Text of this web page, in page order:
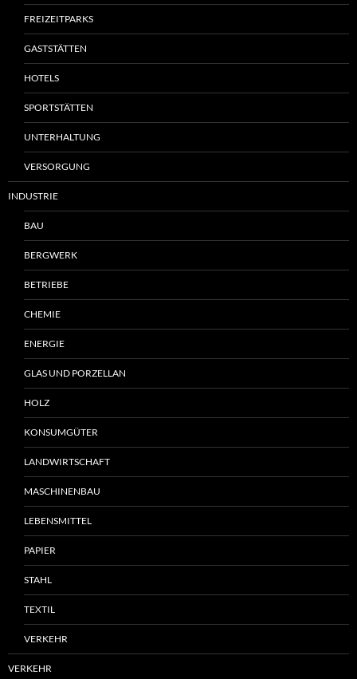
FREIZEITPARKS
GASTSTÄTTEN
HOTELS
SPORTSTÄTTEN
UNTERHALTUNG
VERSORGUNG
INDUSTRIE
BAU
BERGWERK
BETRIEBE
CHEMIE
ENERGIE
GLAS UND PORZELLAN
HOLZ
KONSUMGÜTER
LANDWIRTSCHAFT
MASCHINENBAU
LEBENSMITTEL
PAPIER
STAHL
TEXTIL
VERKEHR
VERKEHR